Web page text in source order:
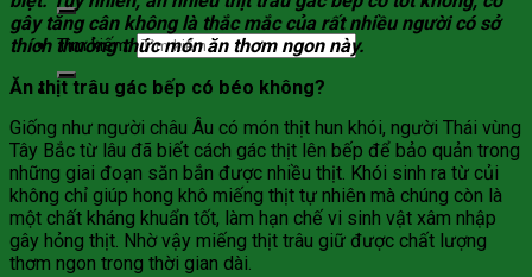
Tìm kiếm:
gây tăng cân không là thắc mắc của rất nhiều người có sở
thích thưởng thức món ăn thơm ngon này.
Ăn thịt trâu gác bếp có béo không?
Giống như người châu Âu có món thịt hun khói, người Thái vùng
Tây Bắc từ lâu đã biết cách gác thịt lên bếp để bảo quản trong
những giai đoạn săn bắn được nhiều thịt. Khói sinh ra từ củi
không chỉ giúp hong khô miếng thịt tự nhiên mà chúng còn là
một chất kháng khuẩn tốt, làm hạn chế vi sinh vật xâm nhập
gây hỏng thịt. Nhờ vậy miếng thịt trâu giữ được chất lượng
thơm ngon trong thời gian dài.